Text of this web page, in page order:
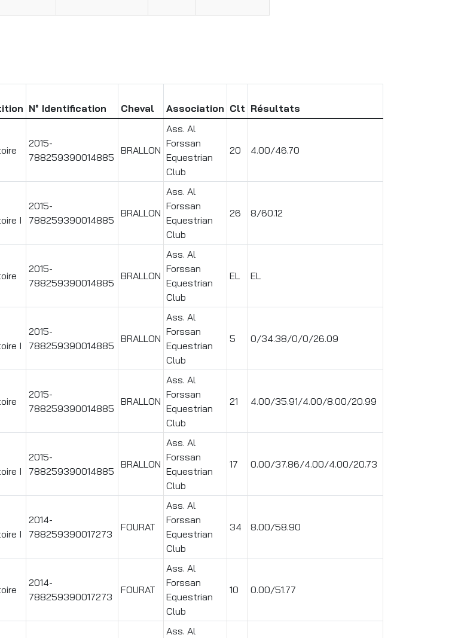
N° Identification Cheval Association Clt Résultats
2015-
788259390014885
BRALLON
Ass. Al
Forssan
Equestrian
Club
20 4.00/46.70
I
2015-
788259390014885
BRALLON
Ass. Al
Forssan
Equestrian
Club
26 8/60.12
2015-
788259390014885
BRALLON
Ass. Al
Forssan
Equestrian
Club
EL EL
I
2015-
788259390014885
BRALLON
Ass. Al
Forssan
Equestrian
Club
5 0/34.38/0/0/26.09
2015-
788259390014885
BRALLON
Ass. Al
Forssan
Equestrian
Club
21 4.00/35.91/4.00/8.00/20.99
I
2015-
788259390014885
BRALLON
Ass. Al
Forssan
Equestrian
Club
17 0.00/37.86/4.00/4.00/20.73
I
2014-
788259390017273
FOURAT
Ass. Al
Forssan
Equestrian
Club
34 8.00/58.90
2014-
788259390017273
FOURAT
Ass. Al
Forssan
Equestrian
Club
10 0.00/51.77
Ass. Al